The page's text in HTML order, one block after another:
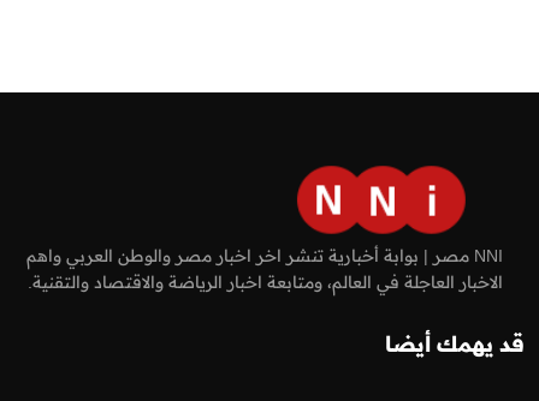
NNI مصر | بوابة أخبارية تنشر اخر اخبار مصر والوطن العربي واهم
الاخبار العاجلة في العالم، ومتابعة اخبار الرياضة والاقتصاد والتقنية.
قد يهمك أيضا